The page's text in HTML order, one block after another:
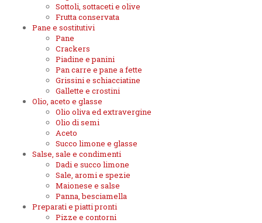
Sottoli, sottaceti e olive
Frutta conservata
Pane e sostitutivi
Pane
Crackers
Piadine e panini
Pan carre e pane a fette
Grissini e schiacciatine
Gallette e crostini
Olio, aceto e glasse
Olio oliva ed extravergine
Olio di semi
Aceto
Succo limone e glasse
Salse, sale e condimenti
Dadi e succo limone
Sale, aromi e spezie
Maionese e salse
Panna, besciamella
Preparati e piatti pronti
Pizze e contorni